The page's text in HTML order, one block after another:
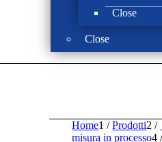
Close
Close
Home1 / Prodotti2 /
misura in processo4